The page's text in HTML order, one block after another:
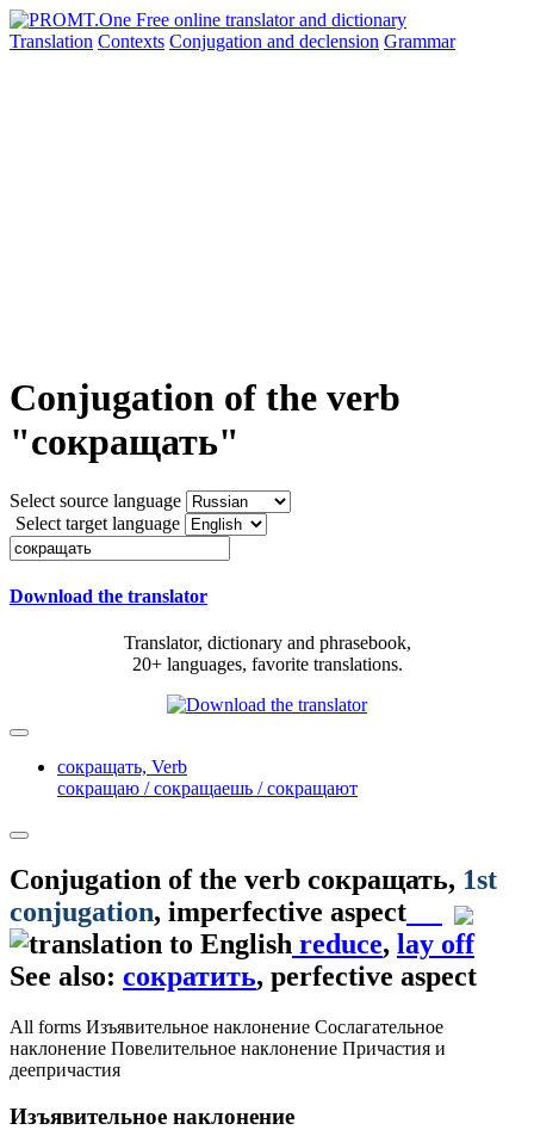
Translation Contexts Conjugation and declension Grammar
Conjugation of the verb
"сокращать"
Select source language
Select target language
Download the translator
Translator, dictionary and phrasebook,
20+ languages, favorite translations.
сокращать, Verb
сокращаю / сокращаешь / сокращают
Conjugation of the verb сокращать, 1st
conjugation, imperfective aspect
reduce, lay off
See also: сократить, perfective aspect
All forms Изъявительное наклонение Сослагательное
наклонение Повелительное наклонение Причастия и
деепричастия
Изъявительное наклонение